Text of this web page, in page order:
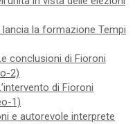
la formazione Tempi
conclusioni di Fioroni
2)
di Fioroni
1)
e autorevole interprete